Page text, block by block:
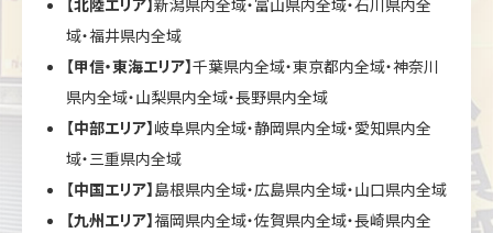
【北陸エリア】新潟県内全域・富山県内全域・石川県内全
域・福井県内全域
【甲信・東海エリア】千葉県内全域・東京都内全域・神奈川
県内全域・山梨県内全域・長野県内全域
【中部エリア】岐阜県内全域・静岡県内全域・愛知県内全
域・三重県内全域
【中国エリア】島根県内全域・広島県内全域・山口県内全域
【九州エリア】福岡県内全域・佐賀県内全域・長崎県内全